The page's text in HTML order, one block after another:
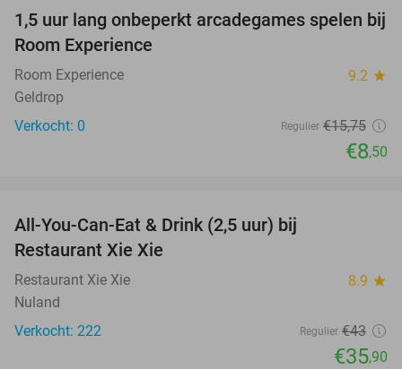
46%
TODAY
1,5 uur lang onbeperkt arcadegames spelen bij
Room Experience
Room Experience 9.2 star
Geldrop
Verkocht: 0
Regulier €15,75
€8,50
All-You-Can-Eat & Drink (2,5 uur) bij
Restaurant Xie Xie
Restaurant Xie Xie 8.9 star
Nuland
Verkocht: 222
Regulier €43
€35,90